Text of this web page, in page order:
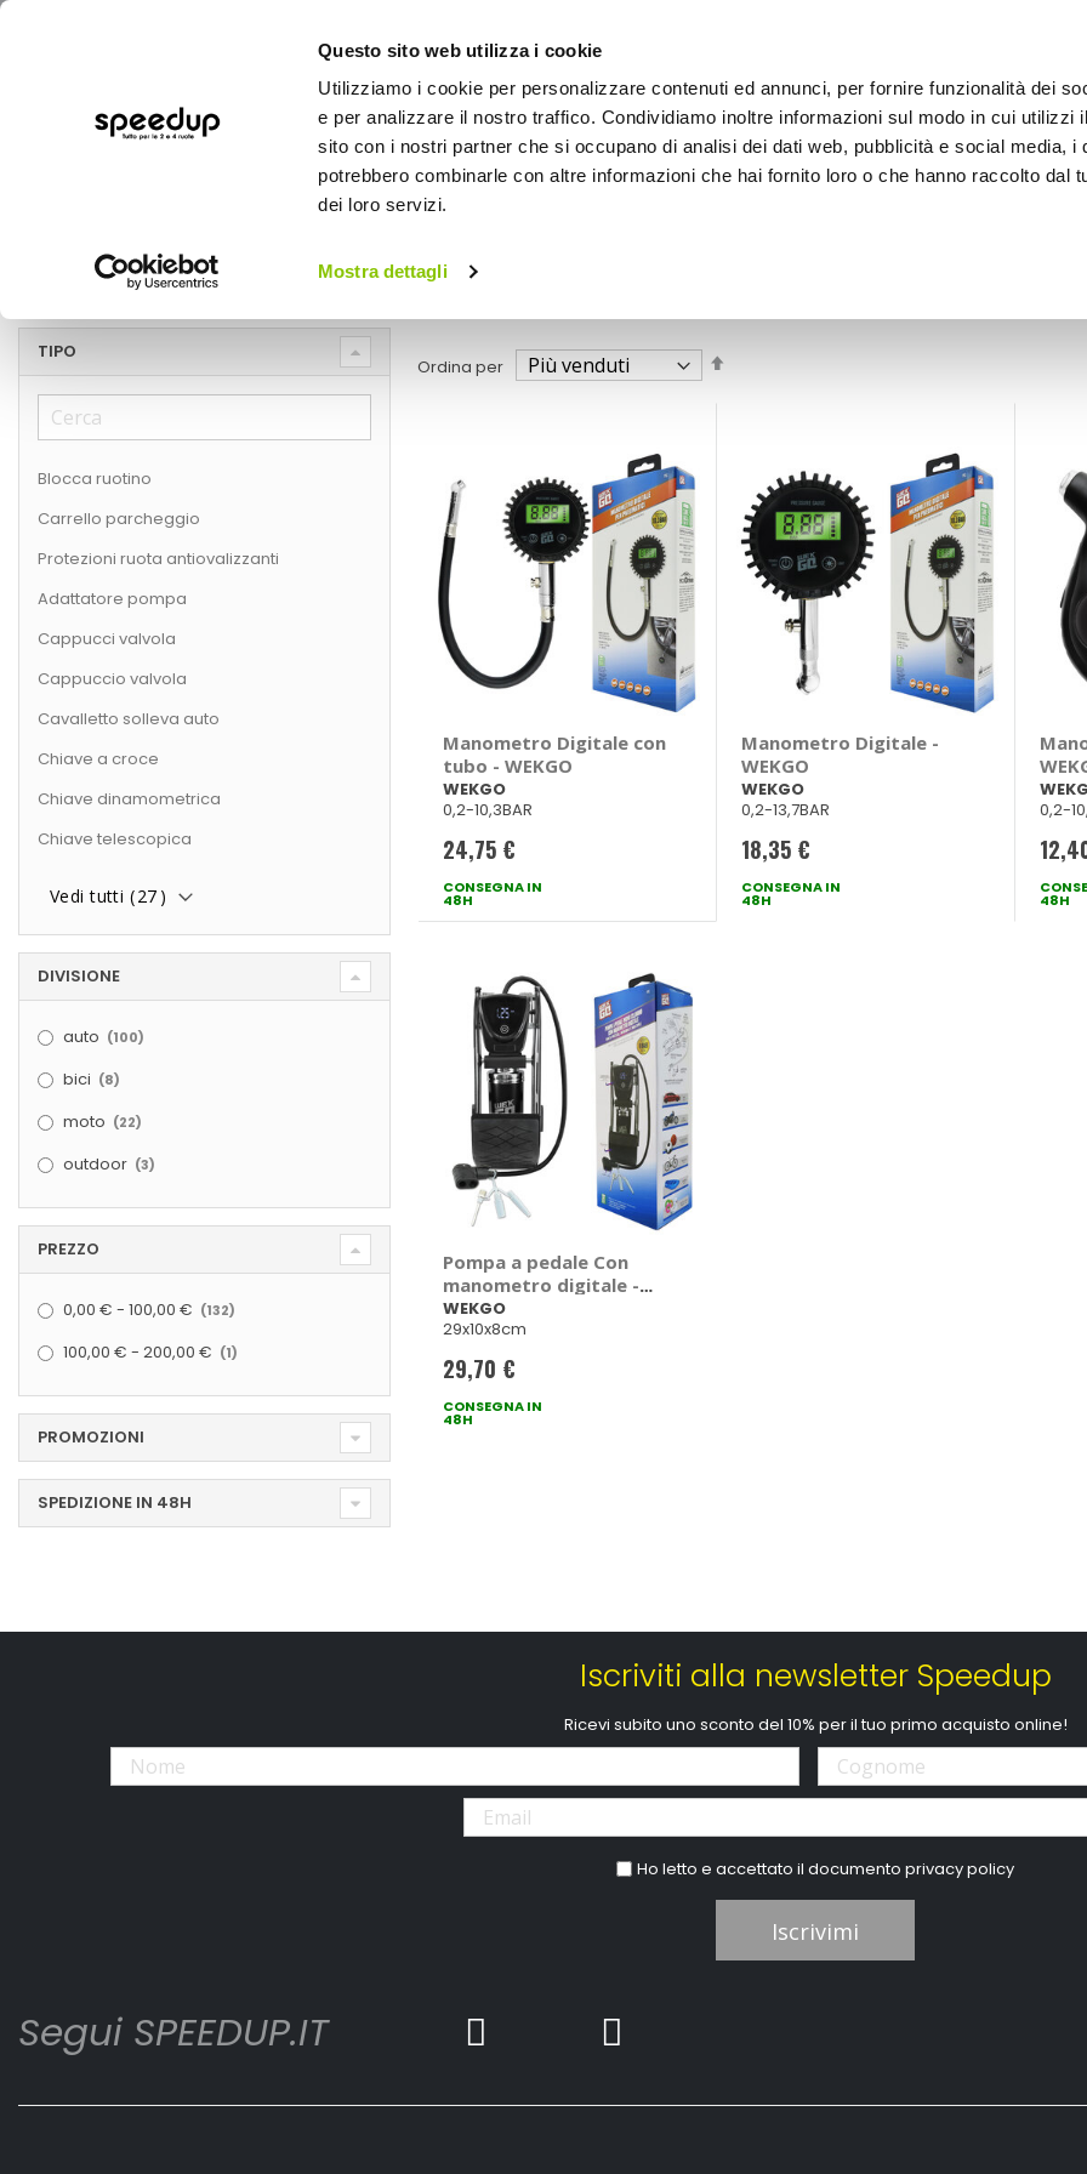
Questo sito web utilizza i cookie
Utilizziamo i cookie per personalizzare contenuti ed annunci, per fornire funzionalità dei
e per analizzare il nostro traffico. Condividiamo inoltre informazioni sul modo in cui utilizzi
sito con i nostri partner che si occupano di analisi dei dati web, pubblicità e social media, i
potrebbero combinarle con altre informazioni che hai fornito loro o che hanno raccolto dal
dei loro servizi.
Mostra dettagli
BICI OUTDOOR
Marche WEKGO
Ordina per
Manometro Digitale con
tubo - WEKGO
WEKGO
0,2-10,3BAR
24,75 €
CONSEGNA IN
48H
Manometro Digitale -
WEKGO
WEKGO
0,2-13,7BAR
18,35 €
CONSEGNA IN
48H
0,2-
48H
Pompa a pedale Con
manometro digitale -
WEKGO
WEKGO
29x10x8cm
29,70 €
CONSEGNA IN
48H
TIPO
Blocca ruotino
Carrello parcheggio
Protezioni ruota antiovalizzanti
Adattatore pompa
Cappucci valvola
Cappuccio valvola
Cavalletto solleva auto
Chiave a croce
Chiave dinamometrica
Chiave telescopica
Vedi tutti (27 )
DIVISIONE
auto 100
bici 8
moto 22
outdoor 3
PREZZO
0,00 € - 100,00 € 132
100,00 € - 200,00 € 1
PROMOZIONI
SPEDIZIONE IN 48H
Iscriviti alla newsletter Speedup
Ricevi subito uno sconto del 10% per il tuo primo acquisto online!
Ho letto e accettato il documentoprivacy policy
Iscrivimi
Segui SPEEDUP.IT